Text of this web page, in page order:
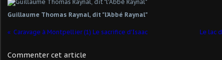
Guillaume Thomas Raynal, dit "l'Abbé Raynal"
Caravage à Montpellier (1) Le sacrifice d'Isaac Le lac
Commenter cet article